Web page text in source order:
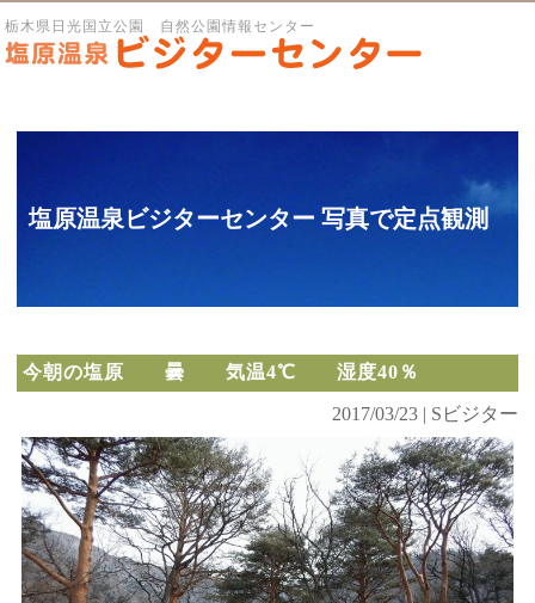
栃木県日光国立公園 自然公園情報センター
塩原温泉ビジターセンター 写真で定点観測
今朝の塩原 曇 気温4℃ 湿度40％
2017/03/23 | Sビジター